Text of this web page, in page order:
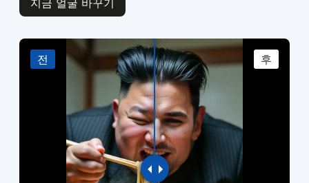
지금 얼굴 바꾸기
후
전